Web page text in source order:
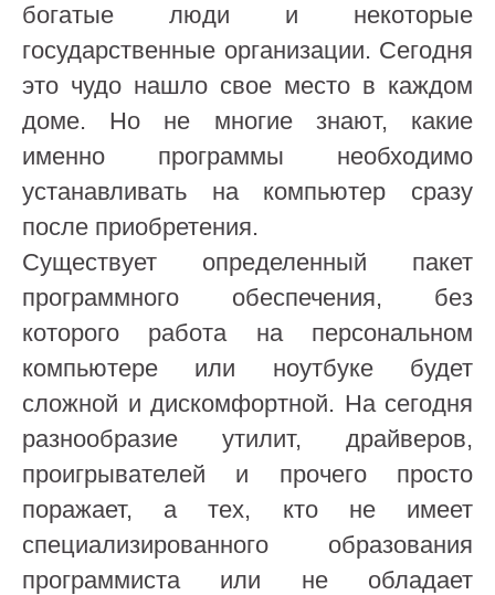
богатые люди и некоторые
государственные организации. Сегодня
это чудо нашло свое место в каждом
доме. Но не многие знают, какие
именно программы необходимо
устанавливать на компьютер сразу
после приобретения.
Существует определенный пакет
программного обеспечения, без
которого работа на персональном
компьютере или ноутбуке будет
сложной и дискомфортной. На сегодня
разнообразие утилит, драйверов,
проигрывателей и прочего просто
поражает, а тех, кто не имеет
специализированного образования
программиста или не обладает